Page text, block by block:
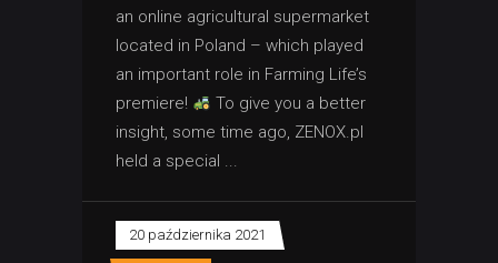
an online agricultural supermarket
located in Poland – which played
an important role in Farming Life’s
premiere!
To give you a better
insight, some time ago, ZENOX.pl
held a special
20 października 2021